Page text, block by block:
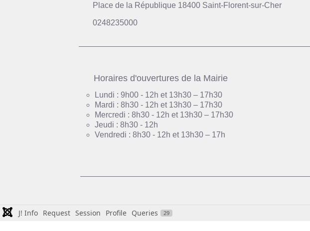
Place de la République 18400 Saint-Florent-sur-Cher
0248235000
Horaires d'ouvertures de la Mairie
Lundi : 9h00 - 12h et 13h30 – 17h30
Mardi : 8h30 - 12h et 13h30 – 17h30
Mercredi : 8h30 - 12h et 13h30 – 17h30
Jeudi : 8h30 - 12h
Vendredi : 8h30 - 12h et 13h30 – 17h
J! Info Request Session Profile Queries 29